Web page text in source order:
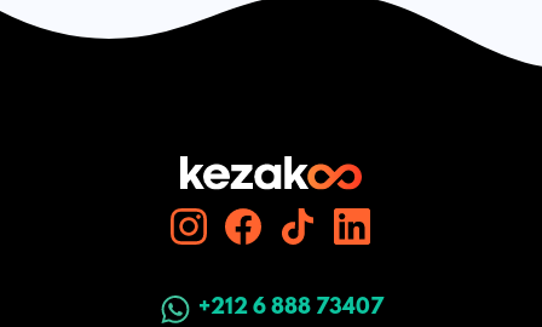
+212 6 888 73407